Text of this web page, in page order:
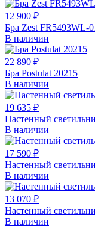
12 900 ₽
Бра Zest FR5493WL-
В наличии
22 890 ₽
Бра Postulat 20215
В наличии
19 635 ₽
Настенный
В наличии
17 590 ₽
Настенный
В наличии
13 070 ₽
Настенный
В наличии